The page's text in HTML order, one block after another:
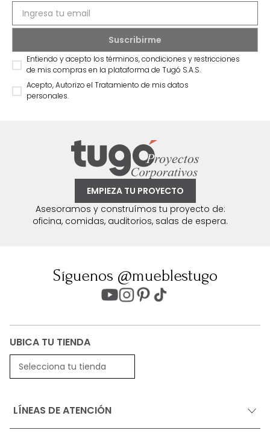
Entiendo y acepto los términos, condiciones y restricciones
de mis compras en la plataforma de Tugó S.A.S.
Acepto, Autorizo el Tratamiento de mis datos
personales.
EMPIEZA TU PROYECTO
Asesoramos y construímos tu proyecto de:
oficina, comidas, auditorios, salas de espera.
Síguenos @mueblestugo
UBICA TU TIENDA
Selecciona tu tienda
LÍNEAS DE ATENCIÓN